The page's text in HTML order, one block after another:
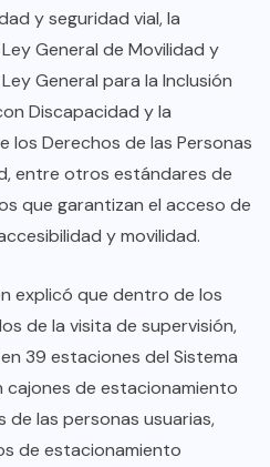
y seguridad vial, la
General de Movilidad y
General para la Inclusión
Discapacidad y la
los Derechos de las Personas
entre otros estándares de
que garantizan el acceso de
y movilidad.
explicó que dentro de los
de la visita de supervisión,
39 estaciones del Sistema
cajones de estacionamiento
de las personas usuarias,
de estacionamiento